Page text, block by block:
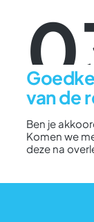
van de
Ben je
Komen we
deze na